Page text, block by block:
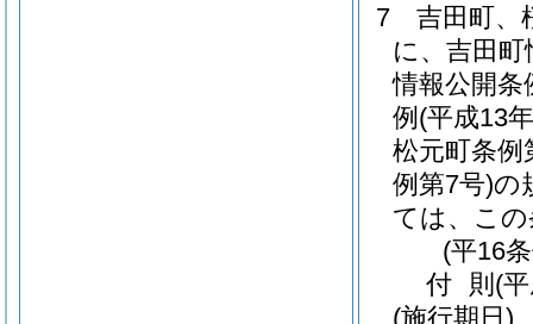
7
吉田町、
に、吉田
情報公開条
例 (平成13
松元町条例
例第7号)の
ては、こ
(平16
付 則 (
(施行期日)